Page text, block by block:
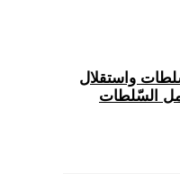
واستقلال
عمل السّلطات